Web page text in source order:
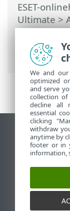
ESET-
Ultimate>
Ultimate>
analyse>
positivt
Vis
End of Life
ESET-
ESET-forum
ESET
Regional
We and
optimized
and serve
collection of
decline all
essential
clicking
withdraw
anytime by
footer or in
information,